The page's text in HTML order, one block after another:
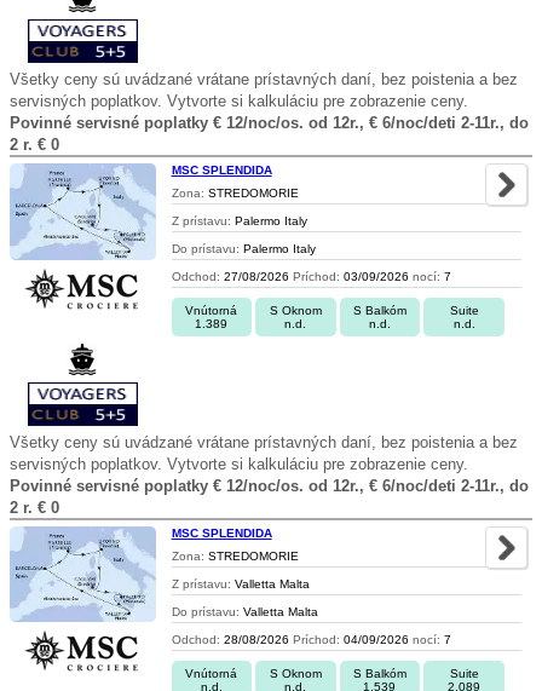
Všetky ceny sú uvádzané vrátane prístavných daní, bez poistenia a bez
servisných poplatkov. Vytvorte si kalkuláciu pre zobrazenie ceny.
Povinné servisné poplatky € 12/noc/os. od 12r., € 6/noc/deti 2-11r., do
2 r. € 0
MSC SPLENDIDA
Zona: STREDOMORIE
Z prístavu: Palermo Italy
Do prístavu: Palermo Italy
Odchod: 27/08/2026 Príchod: 03/09/2026 nocí: 7
Vnútorná
1.389
S Oknom
n.d.
S Balkóm
n.d.
Suite
n.d.
Všetky ceny sú uvádzané vrátane prístavných daní, bez poistenia a bez
servisných poplatkov. Vytvorte si kalkuláciu pre zobrazenie ceny.
Povinné servisné poplatky € 12/noc/os. od 12r., € 6/noc/deti 2-11r., do
2 r. € 0
MSC SPLENDIDA
Zona: STREDOMORIE
Z prístavu: Valletta Malta
Do prístavu: Valletta Malta
Odchod: 28/08/2026 Príchod: 04/09/2026 nocí: 7
Vnútorná
n.d.
S Oknom
n.d.
S Balkóm
1.539
Suite
2.089